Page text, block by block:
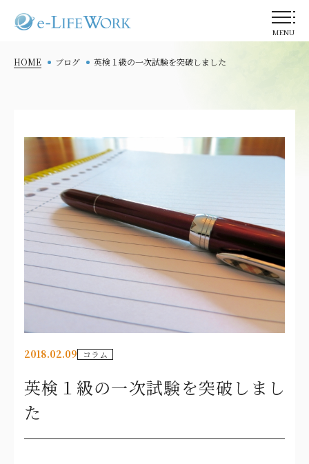
MENU
HOME ブログ 英検１級の一次試験を突破しました
2018.02.09 コラム
英検１級の一次試験を突破しまし
た